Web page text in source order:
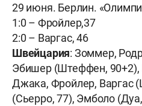
29 июня. Берлин.
1:0 – Фройлер,37
2:0 – Варгас, 46
Швейцария: Зоммер,
Эбишер (Штеффен, 90+2),
Джака, Фройлер, Варгас
(Сьерро, 77), Эмболо